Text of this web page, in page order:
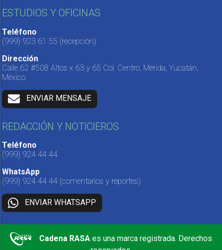
ESTUDIOS Y OFICINAS
Teléfono
(999) 923 61 55 (recepción)
Dirección
Calle 62 #508 Altos x 63 y 65 Col. Centro, Mérida, Yucatán,
México.
ENVIAR MENSAJE
REDACCIÓN Y NOTICIEROS
Teléfono
(999) 924 44 44
WhatsApp
(999) 924 44 44 (comentarios y reportes)
ENVIAR WHATSAPP
Cadena RASA es una marca registrada. Derechos